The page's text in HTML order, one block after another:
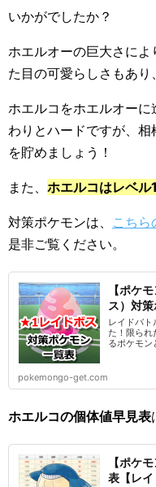
いかがでしたか？
ホエルオーの巨大さに
た目の可愛らしさもあり
ホエルコをホエルオー
わりとハードですが、
を貯めましょう！
また、 ホエルコはレベル
対策ポケモンは、 こちら
是非ご覧ください。
【ポケ
ス）対
レイドバト
た！限られ
るポケモン
pokemongo-get.com
ホエルコの個体値早見表
【ポケ
表【レイ